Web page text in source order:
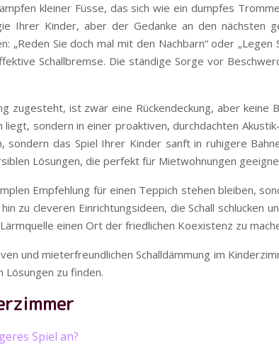
kleiner Füsse, das sich wie ein dumpfes
Ihrer Kinder, aber der Gedanke an den nächsten
Sie doch mal mit den Nachbarn“ oder „Legen
Schallbremse. Die ständige Sorge vor
zugesteht, ist zwar eine Rückendeckung, aber keine
sondern in einer proaktiven, durchdachten
das Spiel Ihrer Kinder sanft in ruhigere
Lösungen, die perfekt für Mietwohnungen
Empfehlung für einen Teppich stehen bleiben,
zu cleveren Einrichtungsideen, die Schall schlucken
einen Ort der friedlichen Koexistenz zu
und mieterfreundlichen Schalldämmung im
zu finden.
Spiel an?